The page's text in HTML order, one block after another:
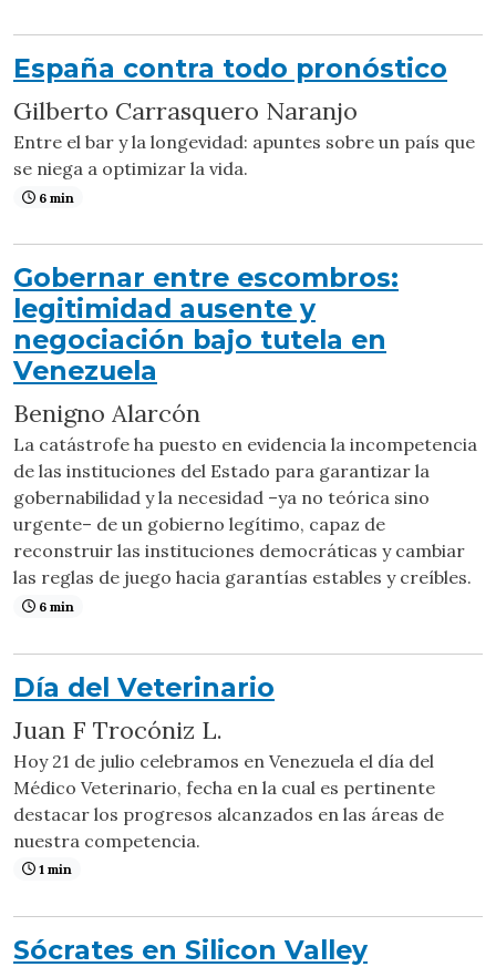
España contra todo pronóstico
Gilberto Carrasquero Naranjo
Entre el bar y la longevidad: apuntes sobre un país que
se niega a optimizar la vida.
6 min
Gobernar entre escombros:
legitimidad ausente y
negociación bajo tutela en
Venezuela
Benigno Alarcón
La catástrofe ha puesto en evidencia la incompetencia
de las instituciones del Estado para garantizar la
gobernabilidad y la necesidad –ya no teórica sino
urgente– de un gobierno legítimo, capaz de
reconstruir las instituciones democráticas y cambiar
las reglas de juego hacia garantías estables y creíbles.
6 min
Día del Veterinario
Juan F Trocóniz L.
Hoy 21 de julio celebramos en Venezuela el día del
Médico Veterinario, fecha en la cual es pertinente
destacar los progresos alcanzados en las áreas de
nuestra competencia.
1 min
Sócrates en Silicon Valley